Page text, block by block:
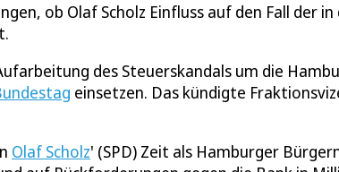
ob Olaf Scholz Einfluss auf den Fall der
des Steuerskandals um die
einsetzen. Das kündigte
Olaf Scholz' (SPD) Zeit als Hamburger